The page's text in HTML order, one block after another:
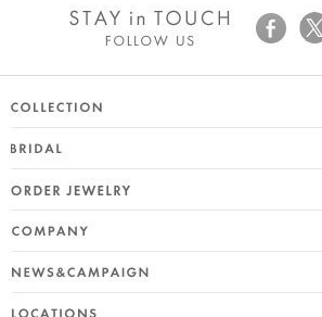
SEASON COLLECTION（シーズンコレクション）
ETERNO FAMILY（エテルノ・ファミリー）
PURE PLATINUM 999（ピュアプラチナ999）
LIMITED COLLECTION（リミテッドコレクション）
ブライダル トップ
婚約指輪（エンゲージリング）
結婚指輪（マリッジリング）
オーダージュエリー
会社情報 トップ